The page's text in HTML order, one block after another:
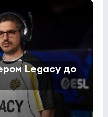
Legacy до